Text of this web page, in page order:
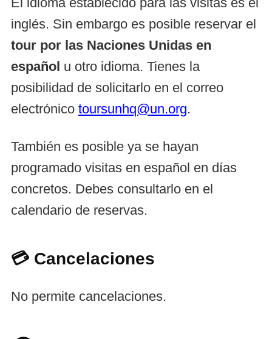
inglés. Sin embargo es posible reservar el
tour por las Naciones Unidas en
español u otro idioma. Tienes la
posibilidad de solicitarlo en el correo
electrónico toursunhq@un.org.
También es posible ya se hayan
programado visitas en español en días
concretos. Debes consultarlo en el
calendario de reservas.
💳 Cancelaciones
No permite cancelaciones.